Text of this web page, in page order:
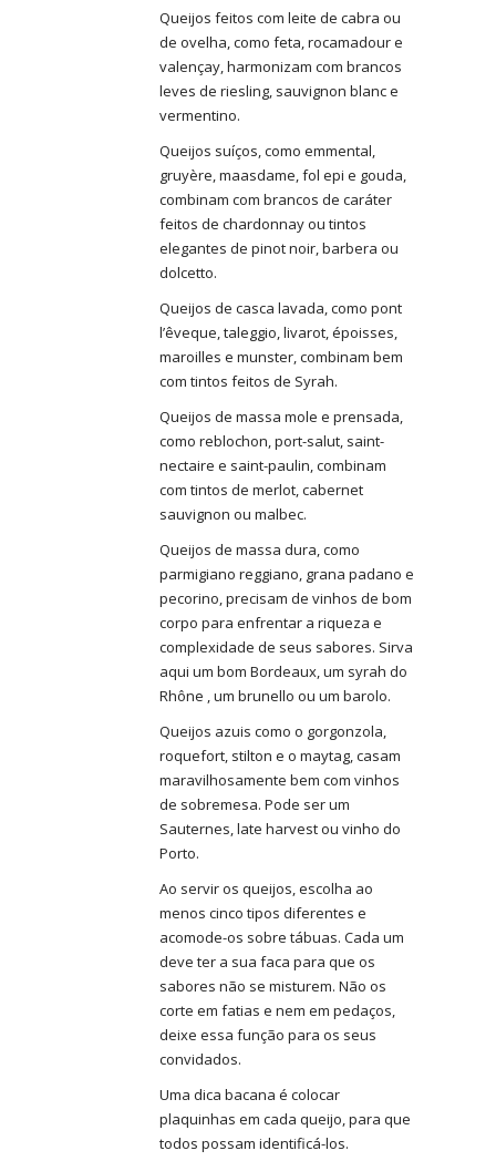
Queijos feitos com leite de cabra ou
de ovelha, como feta, rocamadour e
valençay, harmonizam com brancos
leves de riesling, sauvignon blanc e
vermentino.
Queijos suíços, como emmental,
gruyère, maasdame, fol epi e gouda,
combinam com brancos de caráter
feitos de chardonnay ou tintos
elegantes de pinot noir, barbera ou
dolcetto.
Queijos de casca lavada, como pont
l’êveque, taleggio, livarot, époisses,
maroilles e munster, combinam bem
com tintos feitos de Syrah.
Queijos de massa mole e prensada,
como reblochon, port-salut, saint-
nectaire e saint-paulin, combinam
com tintos de merlot, cabernet
sauvignon ou malbec.
Queijos de massa dura, como
parmigiano reggiano, grana padano e
pecorino, precisam de vinhos de bom
corpo para enfrentar a riqueza e
complexidade de seus sabores. Sirva
aqui um bom Bordeaux, um syrah do
Rhône , um brunello ou um barolo.
Queijos azuis como o gorgonzola,
roquefort, stilton e o maytag, casam
maravilhosamente bem com vinhos
de sobremesa. Pode ser um
Sauternes, late harvest ou vinho do
Porto.
Ao servir os queijos, escolha ao
menos cinco tipos diferentes e
acomode-os sobre tábuas. Cada um
deve ter a sua faca para que os
sabores não se misturem. Não os
corte em fatias e nem em pedaços,
deixe essa função para os seus
convidados.
Uma dica bacana é colocar
plaquinhas em cada queijo, para que
todos possam identificá-los.